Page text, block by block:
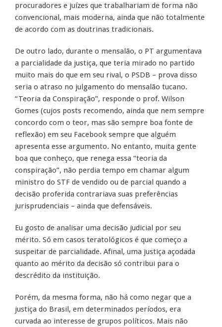
procuradores e juízes que trabalhariam de forma não
convencional, mais moderna, ainda que não totalmente
de acordo com as doutrinas tradicionais.
De outro lado, durante o mensalão, o PT argumentava
a parcialidade da justiça, que teria mirado no partido
muito mais do que em seu rival, o PSDB – prova disso
seria o atraso no julgamento do mensalão tucano.
“Teoria da Conspiração”, responde o prof. Wilson
Gomes (cujos posts recomendo, ainda que nem sempre
concordo com o teor, mas são sempre boa fonte de
reflexão) em seu Facebook sempre que alguém
apresenta esse argumento. No entanto, muita gente
boa que conheço, que renega essa “teoria da
conspiração”, não perdia tempo em chamar algum
ministro do STF de vendido ou de parcial quando a
decisão proferida contrariava suas preferências
jurisprudenciais – ainda que defensáveis.
Eu gosto de analisar uma decisão judicial por seu
mérito. Só em casos teratológicos é que começo a
suspeitar de parcialidade. Afinal, uma justiça açodada
quanto ao mérito da decisão só contribui para o
descrédito da instituição.
Porém, da mesma forma, não há como negar que a
justiça do Brasil, em determinados períodos, era
curvada ao interesse de grupos políticos. Mais não